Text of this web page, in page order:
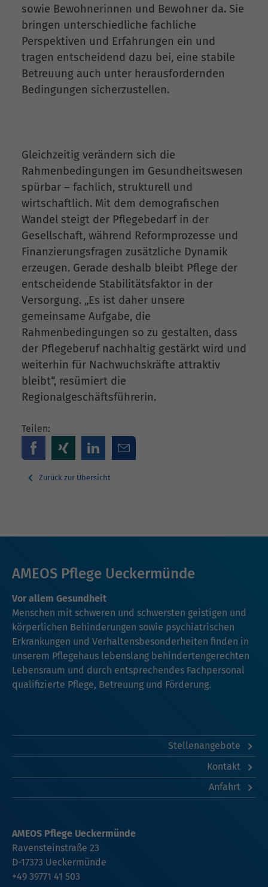
sowie Bewohnerinnen und Bewohner da. Sie
bringen unterschiedliche fachliche
Perspektiven und Erfahrungen ein und
tragen entscheidend dazu bei, eine stabile
Betreuung auch unter herausfordernden
Bedingungen sicherzustellen.
Gleichzeitig verändern sich die
Rahmenbedingungen im Gesundheitswesen
spürbar – fachlich, strukturell und
wirtschaftlich. Mit dem demografischen
Wandel steigt der Pflegebedarf in der
Gesellschaft, während Reformprozesse und
Finanzierungsfragen zusätzliche Dynamik
erzeugen. Gerade deshalb bleibt Pflege der
entscheidende Stabilitätsfaktor in der
Versorgung. „Es ist daher unsere
gemeinsame Aufgabe, die
Rahmenbedingungen so zu gestalten, dass
der Pflegeberuf nachhaltig gestärkt wird und
weiterhin für Nachwuchskräfte attraktiv
bleibt“, resümiert die
Regionalgeschäftsführerin.
Teilen:
Zurück zur Übersicht
AMEOS Pflege Ueckermünde
Vor allem Gesundheit
Menschen mit schweren und schwersten geistigen und
körperlichen Behinderungen sowie psychiatrischen
Erkrankungen und Verhaltensbesonderheiten finden in
unserem Pflegehaus lebenslang behindertengerechten
Lebensraum und durch entsprechendes Fachpersonal
qualifizierte Pflege, Betreuung und Förderung.
Stellenangebote
Kontakt
Anfahrt
AMEOS Pflege Ueckermünde
Ravensteinstraße 23
D-17373 Ueckermünde
+49 39771 41 503